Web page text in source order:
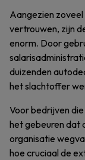
Aangezien
vertrouwen, zijn
enorm. Door
duizenden
het slachtoffer
Voor bedrijven
het gebeuren dat
organisatie
hoe cruciaal de